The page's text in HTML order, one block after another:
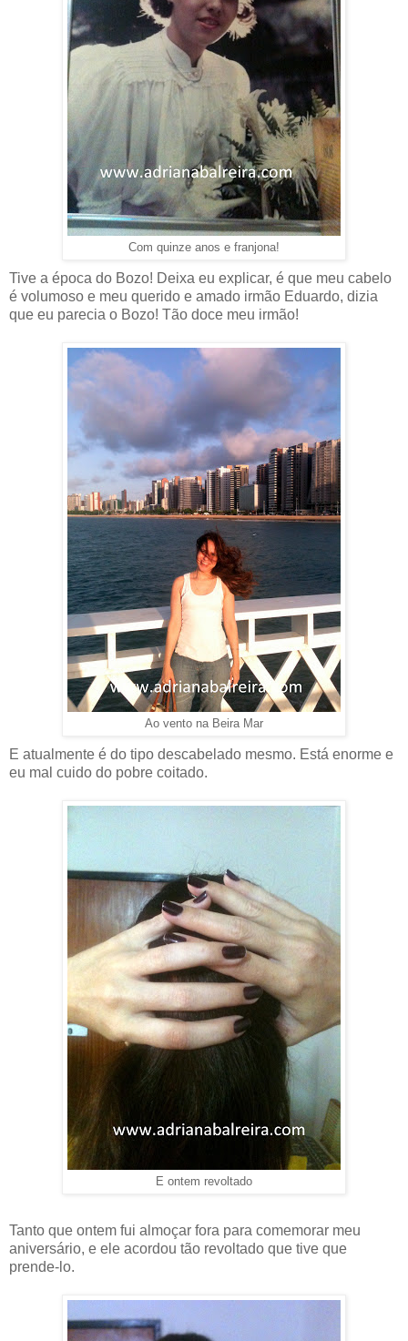
Com quinze anos e franjona!
Tive a época do Bozo! Deixa eu explicar, é que meu cabelo
é volumoso e meu querido e amado irmão Eduardo, dizia
que eu parecia o Bozo! Tão doce meu irmão!
Ao vento na Beira Mar
E atualmente é do tipo descabelado mesmo. Está enorme e
eu mal cuido do pobre coitado.
E ontem revoltado
Tanto que ontem fui almoçar fora para comemorar meu
aniversário, e ele acordou tão revoltado que tive que
prende-lo.